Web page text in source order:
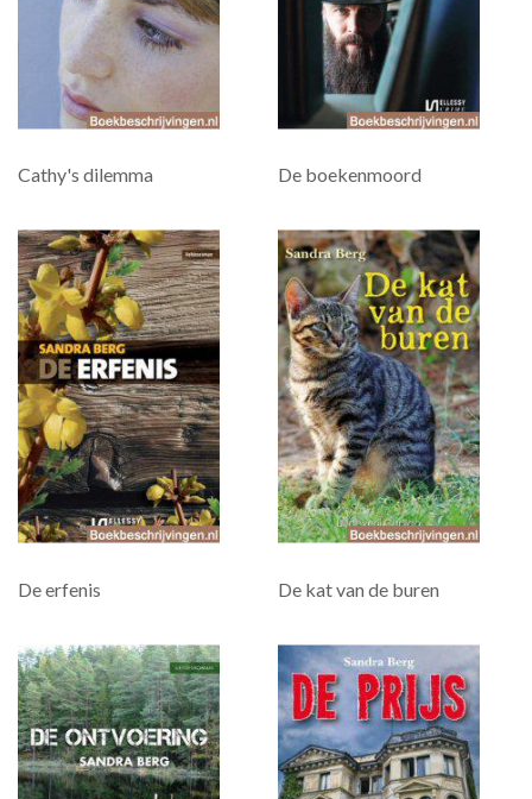
Cathy's dilemma De boekenmoord
De erfenis De kat van de buren